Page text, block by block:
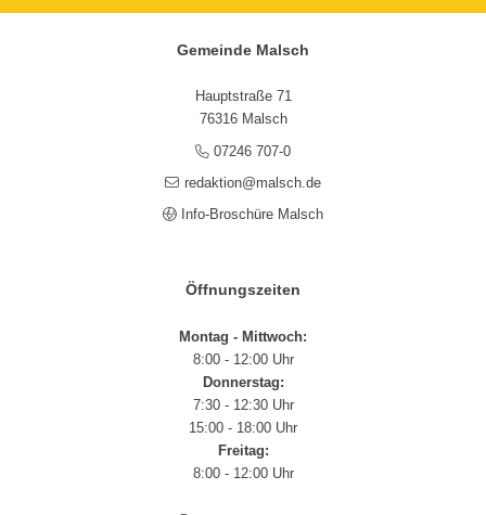
Gemeinde Malsch
Hauptstraße 71
76316 Malsch
07246 707-0
redaktion@malsch.de
Info-Broschüre Malsch
Öffnungszeiten
Montag - Mittwoch:
8:00 - 12:00 Uhr
Donnerstag:
7:30 - 12:30 Uhr
15:00 - 18:00 Uhr
Freitag:
8:00 - 12:00 Uhr